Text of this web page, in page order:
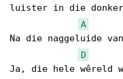
luister in die
A
Na die naggeluide
D
Ja, die hele